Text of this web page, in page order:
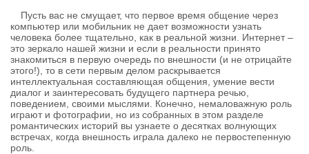
Пусть вас не смущает, что первое время общение через
компьютер или мобильник не дает возможности узнать
человека более тщательно, как в реальной жизни. Интернет –
это зеркало нашей жизни и если в реальности принято
знакомиться в первую очередь по внешности (и не отрицайте
этого!), то в сети первым делом раскрывается
интеллектуальная составляющая общения, умение вести
диалог и заинтересовать будущего партнера речью,
поведением, своими мыслями. Конечно, немаловажную роль
играют и фотографии, но из собранных в этом разделе
романтических историй вы узнаете о десятках волнующих
встречах, когда внешность играла далеко не первостепенную
роль.